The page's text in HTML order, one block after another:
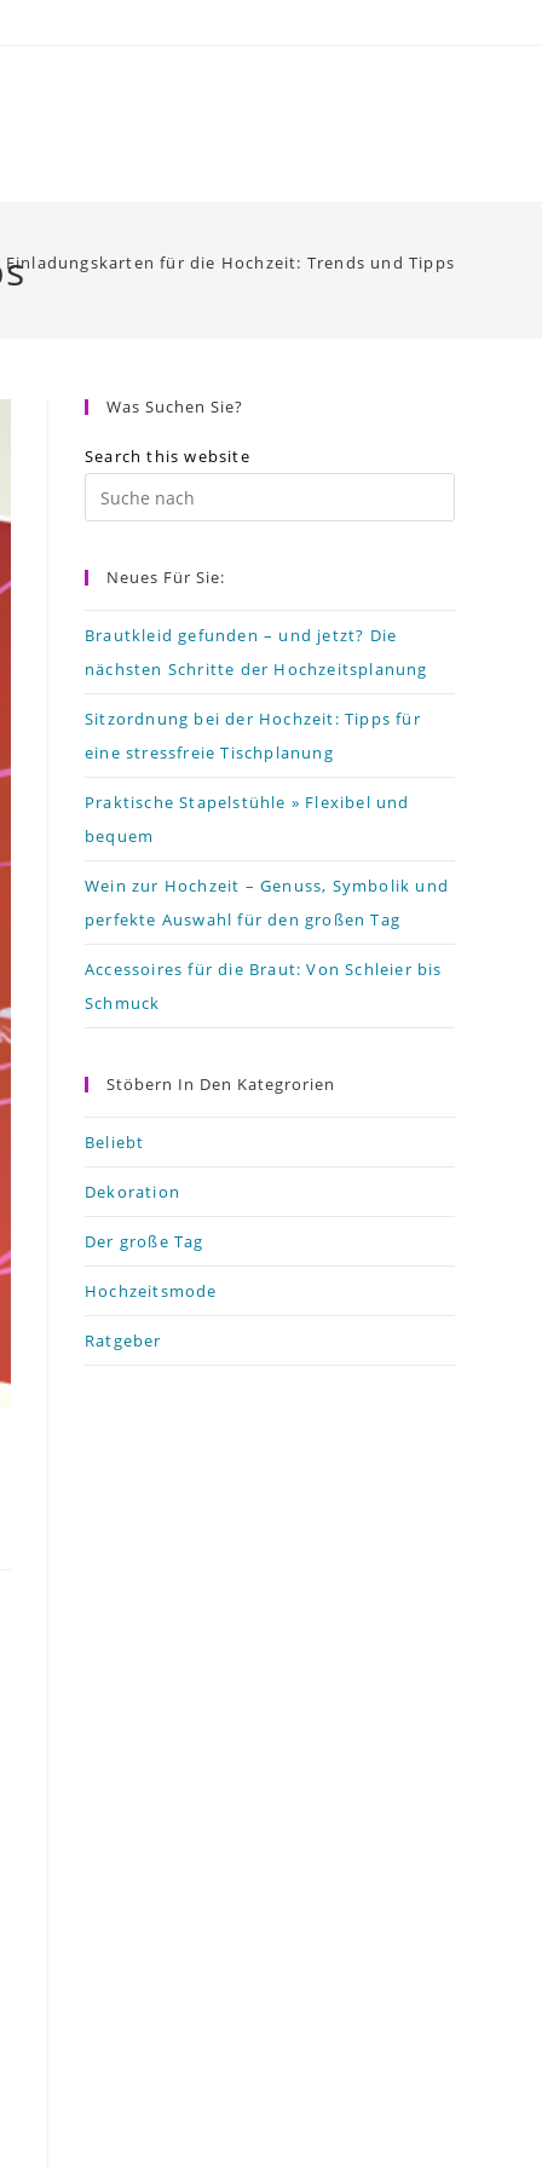
Einladungskarten für die Hochzeit: Trends und Tipps
Was Suchen Sie?
Search this website
Escape
Neues Für Sie:
Brautkleid gefunden – und jetzt? Die
nächsten Schritte der Hochzeitsplanung
Sitzordnung bei der Hochzeit: Tipps für
eine stressfreie Tischplanung
Praktische Stapelstühle » Flexibel und
bequem
Wein zur Hochzeit – Genuss, Symbolik und
perfekte Auswahl für den großen Tag
Accessoires für die Braut: Von Schleier bis
Schmuck
Stöbern In Den Kategrorien
Beliebt
Dekoration
Der große Tag
Hochzeitsmode
Ratgeber